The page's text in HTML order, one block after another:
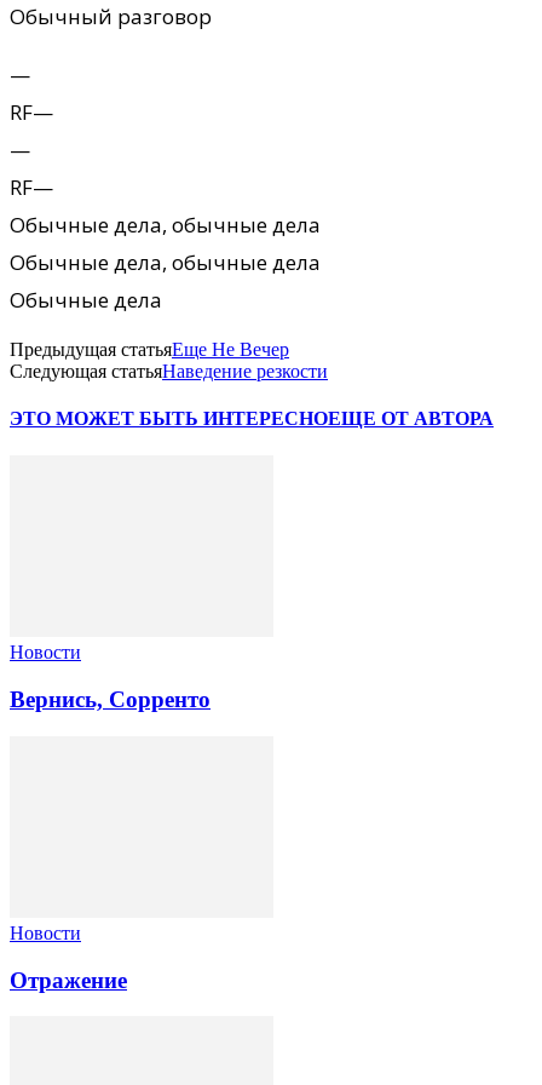
Обычный pазговоp
—
RF—
—
RF—
Обычные дела, обычные дела
Обычные дела, обычные дела
Обычные дела
Предыдущая статьяЕще Не Вечер
Следующая статьяНаведение резкости
ЭТО МОЖЕТ БЫТЬ ИНТЕРЕСНОЕЩЕ ОТ АВТОРА
Новости
Вернись, Сорренто
Новости
Отражение